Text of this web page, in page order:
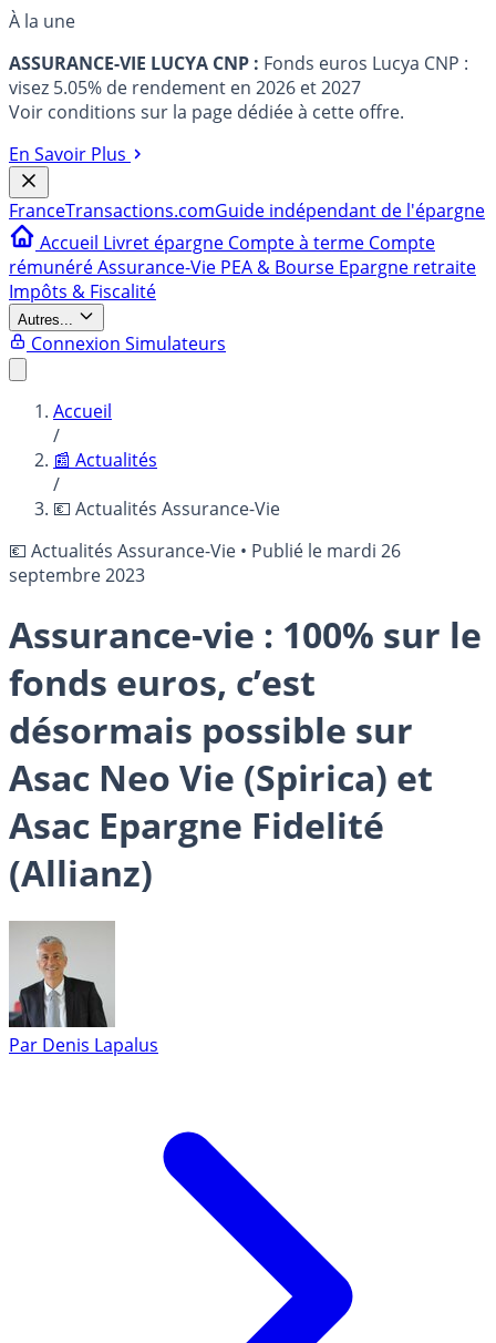
À la une
ASSURANCE-VIE LUCYA CNP : Fonds euros Lucya CNP :
visez 5.05% de rendement en 2026 et 2027
Voir conditions sur la page dédiée à cette offre.
En Savoir Plus
FranceTransactions.comGuide indépendant de l'épargne
Accueil Livret épargne Compte à terme Compte
rémunéréAssurance-Vie PEA & Bourse Epargne retraite
Impôts & Fiscalité
Autres...
Connexion Simulateurs
Accueil
/
📰 Actualités
/
💶 Actualités Assurance-Vie
💶 Actualités Assurance-Vie • Publié le mardi 26
septembre 2023
Assurance-vie : 100% sur le
fonds euros, c’est
désormais possible sur
Asac Neo Vie (Spirica) et
Asac Epargne Fidelité
(Allianz)
Par Denis Lapalus